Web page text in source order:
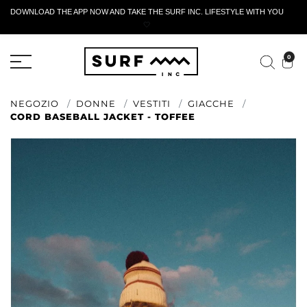
DOWNLOAD THE APP NOW AND TAKE THE SURF INC. LIFESTYLE WITH YOU
🤍
0
NEGOZIO DONNE VESTITI
GIACCHE
CORD BASEBALL JACKET - TOFFEE
MODULO DI RESTITUZIONE ATTIVO